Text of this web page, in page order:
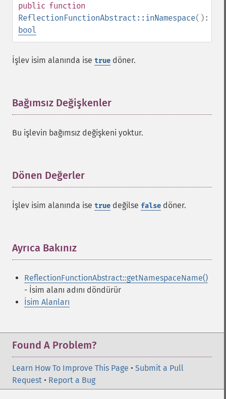
public function
ReflectionFunctionAbstract::inNamespace():
bool
İşlev isim alanında ise true döner.
Bağımsız Değişkenler
Bu işlevin bağımsız değişkeni yoktur.
Dönen Değerler
İşlev isim alanında ise true değilse false döner.
Ayrıca Bakınız
ReflectionFunctionAbstract::getNamespaceName()
- İsim alanı adını döndürür
İsim Alanları
Found A Problem?
Learn How To Improve This Page • Submit a Pull
Request • Report a Bug